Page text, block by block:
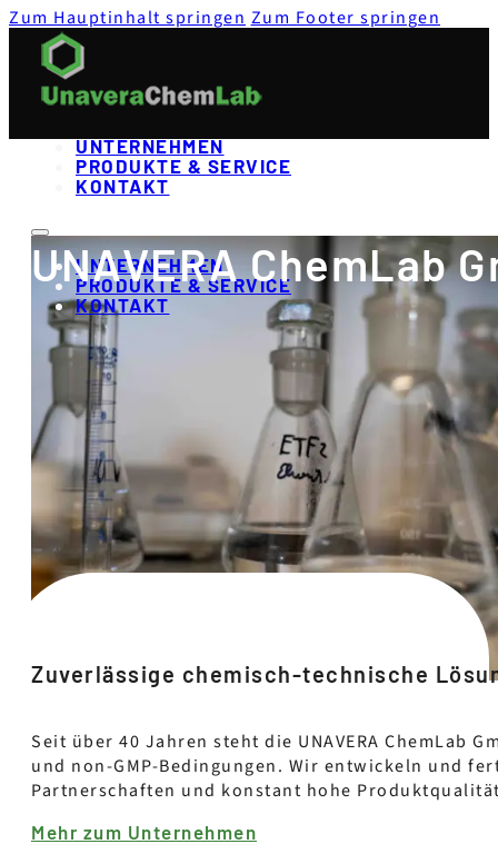
Zum Hauptinhalt springen Zum Footer springen
UNTERNEHMEN
PRODUKTE & SERVICE
KONTAKT
UNTERNEHMEN
PRODUKTE & SERVICE
KONTAKT
UNAVERA ChemLab
Zuverlässige chemisch-technische
Seit über 40 Jahren steht die UNAVERA ChemLab
und non-GMP-Bedingungen. Wir entwickeln und
Partnerschaften und konstant hohe
Mehr zum Unternehmen